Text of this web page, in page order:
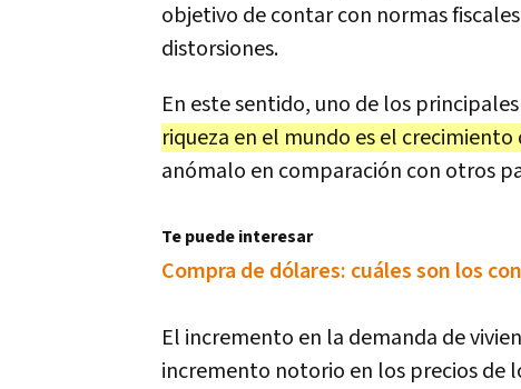
objetivo de contar con normas
distorsiones.
En este sentido, uno de los
riqueza en el mundo es el
anómalo en comparación con otros
Te puede interesar
Compra de dólares: cuáles son los
El incremento en la demanda de
incremento notorio en los precios de